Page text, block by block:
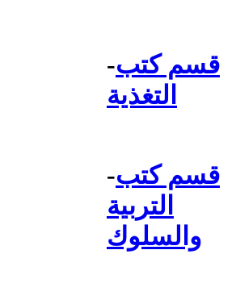
-قسم كتب
التغذية
-قسم كتب
التربية
والسلوك